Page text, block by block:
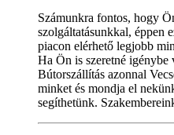
Számunkra fontos, hogy
szolgáltatásunkkal, éppen
piacon elérhető legjobb
Ha Ön is szeretné igénybe
Bútorszállítás azonnal
minket és mondja el
segíthetünk.